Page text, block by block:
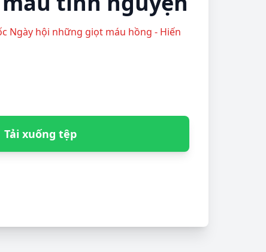
Ngày hội những giọt máu hồng - Hiến
Tải xuống tệp